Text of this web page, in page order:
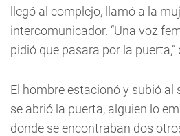
llegó al complejo, llamó a la
intercomunicador. “Una voz
pidió que pasara por la
El hombre estacionó y subió al
se abrió la puerta, alguien lo
donde se encontraban dos